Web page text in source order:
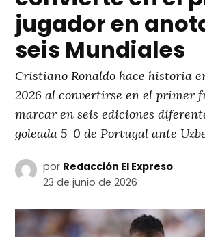
jugador en
seis Mundiales
Cristiano Ronaldo hace historia
2026 al convertirse en el primer
marcar en seis ediciones
goleada 5-0 de Portugal ante
por Redacción El Expreso
23 de junio de 2026